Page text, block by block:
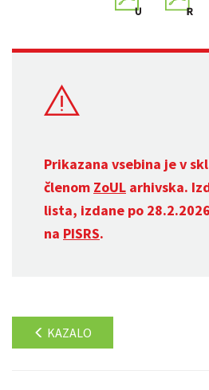
Prikazana vsebina je v
členom ZoUL arhivska.
lista, izdane po
na PISRS.
KAZALO